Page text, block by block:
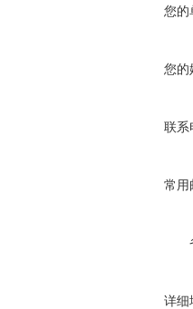
您的
您的
联系
常用
详细